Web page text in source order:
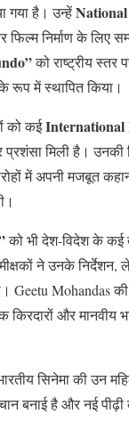
गया है। उन्हें
फिल्म निर्माण के लिए
को राष्ट्रीय स्तर
रूप में स्थापित किया।
को कईInternational
प्रशंसा मिली है। उनकी
में अपनी मजबूत
को भी देश-विदेश के कई
ने उनके
Geetu Mohandas
किरदारों और मानवीय
सिनेमा की उन
बनाई है और नई